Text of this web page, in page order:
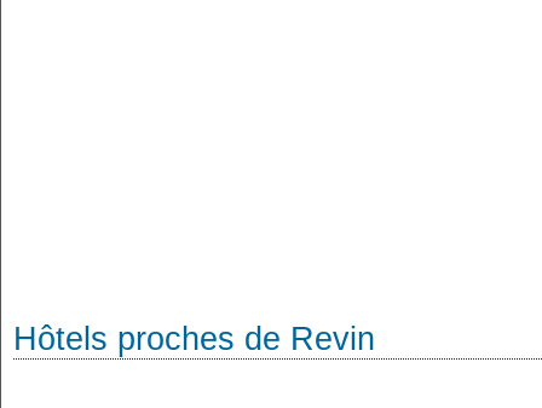
Hôtels proches de Revin